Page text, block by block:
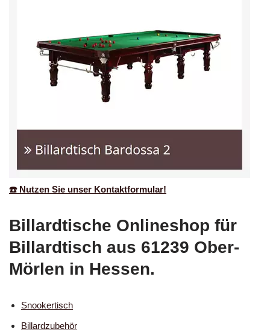
☎️ Nutzen Sie unser Kontaktformular!
Billardtische Onlineshop für
Billardtisch aus 61239 Ober-
Mörlen in Hessen.
Snookertisch
Billardzubehör